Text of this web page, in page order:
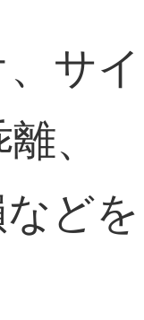
サ
、
ど